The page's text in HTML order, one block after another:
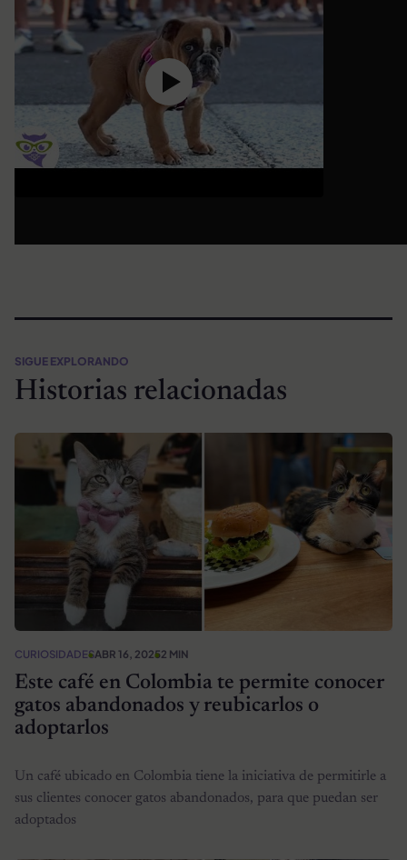
SIGUE EXPLORANDO
Historias relacionadas
CURIOSIDADESABR 16, 20252 MIN
Este café en Colombia te permite conocer
gatos abandonados y reubicarlos o
adoptarlos
Un café ubicado en Colombia tiene la iniciativa de permitirle a
sus clientes conocer gatos abandonados, para que puedan ser
adoptados